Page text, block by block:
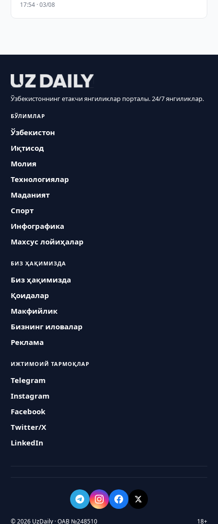
17:54 · 03/08
Ўзбекистоннинг етакчи янгиликлар порталы. 24/7 янгиликлар.
БЎЛИМЛАР
Ўзбекистон
Иқтисод
Молия
Технологиялар
Маданият
Спорт
Инфографика
Махсус лойиҳалар
БИЗ ҲАҚИМИЗДА
Биз ҳақимизда
Қоидалар
Макфийлик
Бизнинг иловалар
Реклама
ИЖТИМОИЙ ТАРМОҚЛАР
Telegram
Instagram
Facebook
Twitter/X
LinkedIn
© 2026 UzDaily · ОАВ №248510 18+